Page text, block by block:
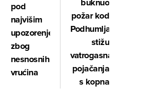
pod
najvišim
upozorenjem
zbog
nesnosnih
vrućina
požar kod
Podhumlja,
stižu
vatrogasna
pojačanja
s kopna